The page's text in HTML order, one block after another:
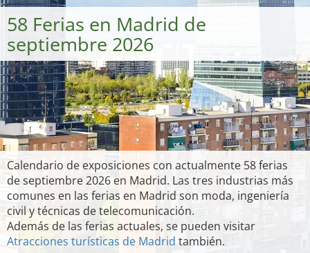
58 Ferias en Madrid de
septiembre 2026
Calendario de exposiciones con actualmente 58 ferias
de septiembre 2026 en Madrid. Las tres industrias más
comunes en las ferias en Madrid son moda, ingeniería
civil y técnicas de telecomunicación.
Además de las ferias actuales, se pueden visitar
Atracciones turísticas de Madrid también.
Sectores de ferias
Sectores de proveedor de servicios